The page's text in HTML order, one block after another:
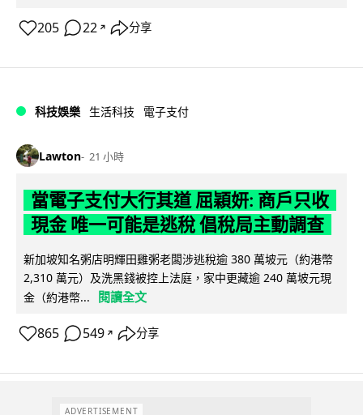
205 22 ↗ 分享
科技娛樂 生活科技 電子支付
Lawton 21 小時
當電子支付大行其道 屈穎妍: 商戶只收
現金 唯一可能是逃稅 倡稅局主動調查
新加坡知名粥店明輝田雞粥老闆涉逃稅逾 380 萬坡元（約港幣
2,310 萬元）及洗黑錢被控上法庭，家中更藏逾 240 萬坡元現
金（約港幣...
閱讀全文
865 549 ↗ 分享
ADVERTISEMENT